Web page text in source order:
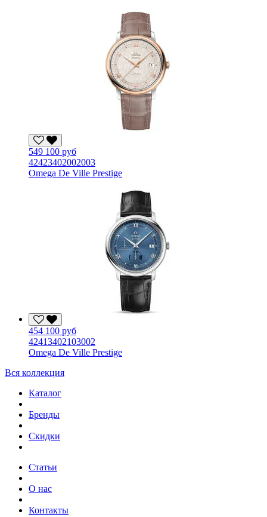
549 100 руб
42423402002003
Omega De Ville Prestige
454 100 руб
42413402103002
Omega De Ville Prestige
Вся коллекция
Каталог
Бренды
Скидки
Статьи
О нас
Контакты